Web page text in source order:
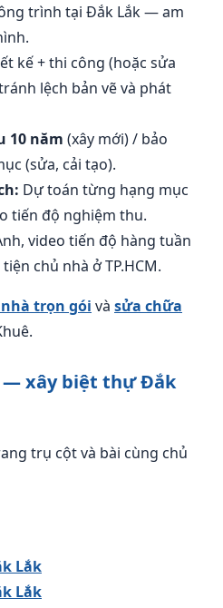
trình tại Đắk Lắk — am
kế + thi công (hoặc sửa
lệch bản vẽ và phát
10 năm (xây mới) / bảo
(sửa, cải tạo).
Dự toán từng hạng mục
tiến độ nghiệm thu.
video tiến độ hàng tuần
chủ nhà ở TP.HCM.
trọn gói và sửa chữa
— xây biệt thự Đắk
trụ cột và bài cùng chủ
Lắk
Lắk